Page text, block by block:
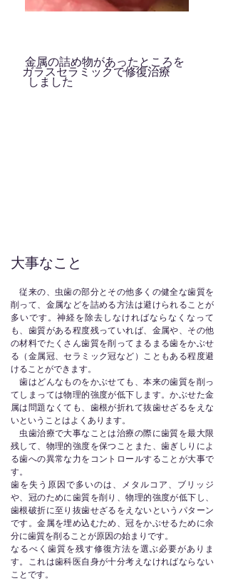
金属の詰め物があったところを
ガラスセラ ミックで修復治療
しました
大事なこと
従来の、虫歯の部分とその他多くの健全な歯質を
削って、金属などを詰める方法は避けられることが
多いです。神経を除去しなければならなくなって
も、歯質がある程度残っていれば、金属や、その他
の材料でたくさん歯質を削ってまるまる歯をかぶせ
る（金属冠、セラミック冠など）こともある程度避
けることができます。
歯はどんなものをかぶせても、本来の歯質を削っ
てしまっては物理的強度が低下します。かぶせた金
属は問題なくても、歯根が折れて抜歯せざるをえな
いということはよくあります。
虫歯治療で大事なことは治療の際に歯質を最大限
残して、物理的強度を保つことまた、歯ぎしりによ
る歯への異常な力をコントロールすることが大事で
す。
歯を失う原因で多いのは、メタルコア、ブリッジ
や、冠のために歯質を削り、物理的強度が低下し、
歯根破折に至り抜歯せざるをえないというパターン
です。金属を埋め込むため、冠をかぶせるために余
分に歯質を削ることが原因の始まりです。
なるべく歯質を残す修復方法を選ぶ必要がありま
す。これは歯科医自身が十分考えなければならない
ことです。